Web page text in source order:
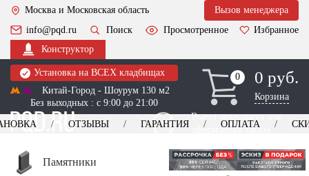
Москва и Московская область
Вызов менеджера
info@pqd.ru
Поиск Просмотренное
Избранное
Конструктор
Установка на ВСЕХ кладбищах
Китай-Город - Шоурум 130 м2
Без выходных : с 9:00 до 21:00
0
0 0 руб.
Корзина
Выезд менеджера для
оформления заказа
+7 (495) 518-44-23
ОТЗЫВЫ ГАРАНТИЯ ОПЛАТА
Памятники